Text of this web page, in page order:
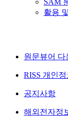
SAM
활용
원문뷰어 다
RISS 개인
공지사항
해외전자정